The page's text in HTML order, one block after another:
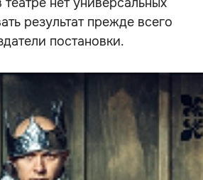
результат прежде всего
постановки.